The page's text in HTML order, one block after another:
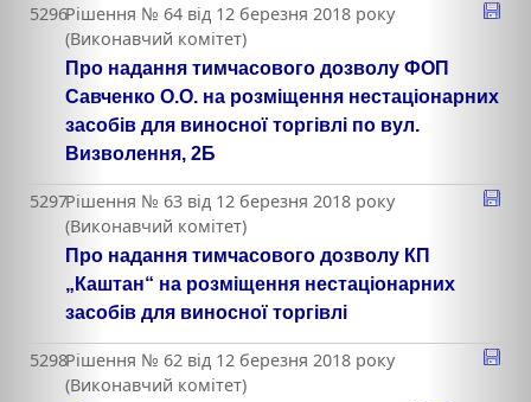
5296Рішення № 64 від 12 березня 2018 року
(Виконавчий комітет)
Про надання тимчасового дозволу ФОП
Савченко О.О. на розміщення нестаціонарних
засобів для виносної торгівлі по вул.
Визволення, 2Б
5297Рішення № 63 від 12 березня 2018 року
(Виконавчий комітет)
Про надання тимчасового дозволу КП
„Каштан“ на розміщення нестаціонарних
засобів для виносної торгівлі
5298Рішення № 62 від 12 березня 2018 року
(Виконавчий комітет)